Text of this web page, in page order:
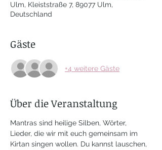
Ulm, Kleiststraße 7, 89077 Ulm,
Deutschland
Gäste
+4 weitere Gäste
Über die Veranstaltung
Mantras sind heilige Silben, Wörter,
Lieder, die wir mit euch gemeinsam im
Kirtan singen wollen. Du kannst lauschen,